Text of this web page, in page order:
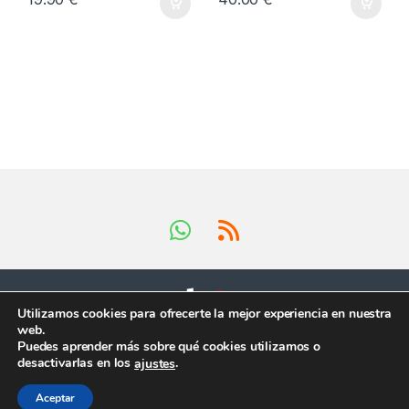
Tienes preguntas ?
¡Llámanos en horario
Utilizamos cookies para ofrecerte la mejor experiencia en nuestra
web.
Puedes aprender más sobre qué cookies utilizamos o
desactivarlas en losajustes.
Aceptar